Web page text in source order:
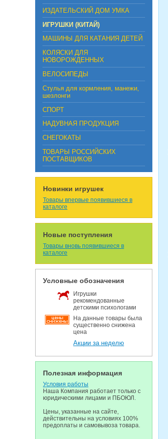
ИЗДАТЕЛЬСКИЙ ДОМ УМКА
ИГРУШКИ (КИТАЙ)
МАШИНЫ ДЛЯ КАТАНИЯ ДЕТЕЙ
КОЛЯСКИ ДЛЯ
НОВОРОЖДЕННЫХ
ВЕЛОСИПЕДЫ
Стулья для кормления, манежи,
шезлонги
СПОРТ
НАДУВНАЯ ПРОДУКЦИЯ
СНЕГОКАТЫ
ТОВАРЫ РОССИЙСКИХ
ПОСТАВЩИКОВ
Новинки игрушек
Товары впервые появившиеся в
каталоге
Новые поступления
Товары вновь появившиеся в
каталоге
Условные обозначения
Игрушки
рекомендованные
детскими психологами
На данные товары была
существенно снижена
цена
Акции за неделю
Полезная информация
Условия работы
Наша Компания работает только с
юридическими лицами и ПБОЮЛ.
Цены, указанные на сайте,
действительны на условиях 100%
предоплаты и самовывоза товара.